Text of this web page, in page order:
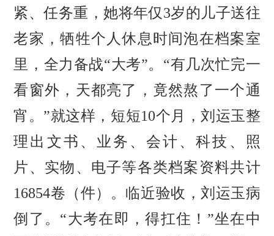
紧、任务重，她将年仅3岁的儿子送往
老家，牺牲个人休息时间泡在档案室
里，全力备战“大考”。“有几次忙完一
看窗外，天都亮了，竟然熬了一个通
宵。”就这样，短短10个月，刘运玉整
理出文书、业务、会计、科技、照
片、实物、电子等各类档案资料共计
16854卷（件）。临近验收，刘运玉病
倒了。“大考在即，得扛住！”坐在中